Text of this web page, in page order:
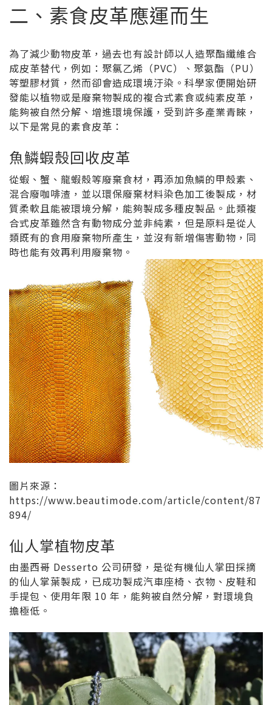
二、素食皮革應運而生
為了減少動物皮革，過去也有設計師以人造聚酯纖維合
成皮革替代，例如：聚氯乙烯（PVC）、聚氨酯（PU）
等塑膠材質，然而卻會造成環境汙染。科學家便開始研
發能以植物或是廢棄物製成的複合式素食或純素皮革，
能夠被自然分解、增進環境保護，受到許多產業青睞，
以下是常見的素食皮革：
魚鱗蝦殼回收皮革
從蝦、蟹、龍蝦殼等廢棄食材，再添加魚鱗的甲殼素、
混合廢咖啡渣，並以環保廢棄材料染色加工後製成，材
質柔軟且能被環境分解，能夠製成多種皮製品。此類複
合式皮革雖然含有動物成分並非純素，但是原料是從人
類既有的食用廢棄物所產生，並沒有新增傷害動物，同
時也能有效再利用廢棄物。
圖片來源：
https://www.beautimode.com/article/content/87
894/
仙人掌植物皮革
由墨西哥 Desserto 公司研發，是從有機仙人掌田採摘
的仙人掌葉製成，已成功製成汽車座椅、衣物、皮鞋和
手提包、使用年限 10 年，能夠被自然分解，對環境負
擔極低。